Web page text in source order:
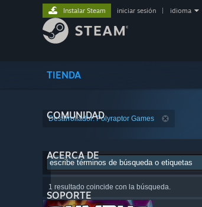
TIENDA
COMUNIDAD
ACERCA DE
SOPORTE
Instalar Steam iniciar sesión idioma
Desarrollador: Polyraptor Games
1 resultado coincide con la búsqueda.